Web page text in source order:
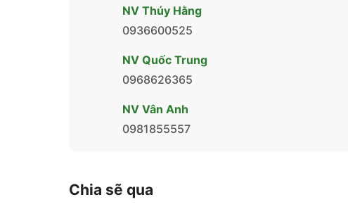
NV Thúy Hằng
0936600525
NV Quốc Trung
0968626365
NV Vân Anh
0981855557
Chia sẽ qua